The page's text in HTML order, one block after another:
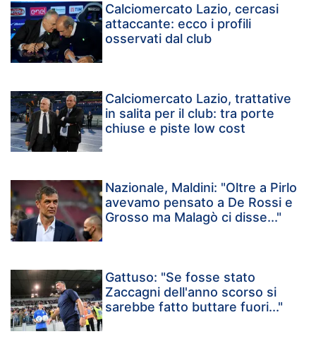
Calciomercato Lazio, cercasi
attaccante: ecco i profili
osservati dal club
Calciomercato Lazio, trattative
in salita per il club: tra porte
chiuse e piste low cost
Nazionale, Maldini: "Oltre a Pirlo
avevamo pensato a De Rossi e
Grosso ma Malagò ci disse..."
Gattuso: "Se fosse stato
Zaccagni dell'anno scorso si
sarebbe fatto buttare fuori..."